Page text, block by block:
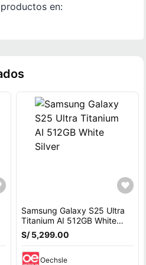
en:
Samsung Galaxy S25 Ultra
Titanium AI 512GB White
Silver
S/ 5,299.00
Oechsle